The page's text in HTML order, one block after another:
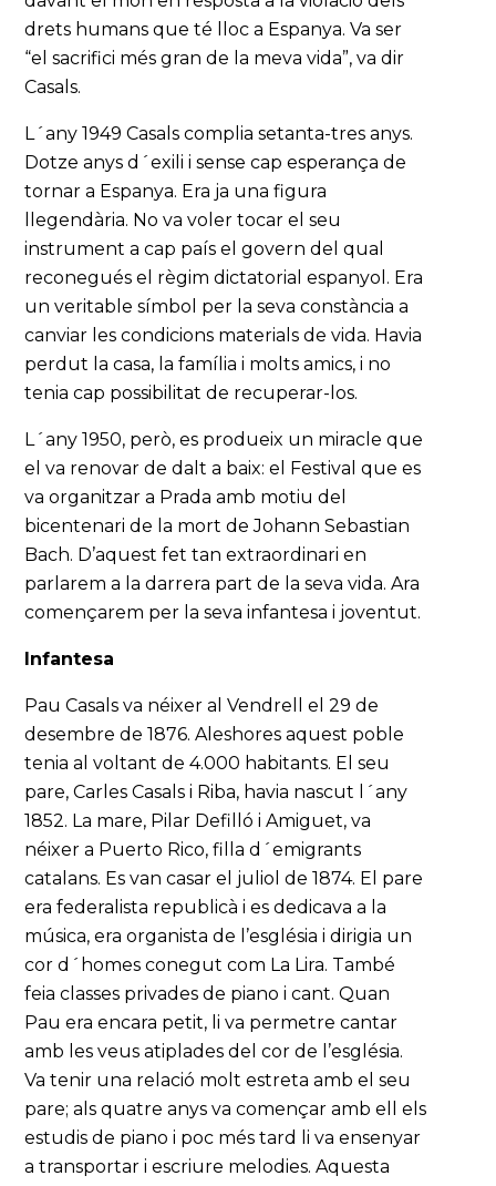
drets humans que té lloc a Espanya. Va ser
“el sacrifici més gran de la meva vida”, va dir
Casals.
L´any 1949 Casals complia setanta-tres anys.
Dotze anys d´exili i sense cap esperança de
tornar a Espanya. Era ja una figura
llegendària. No va voler tocar el seu
instrument a cap país el govern del qual
reconegués el règim dictatorial espanyol. Era
un veritable símbol per la seva constància a
canviar les condicions materials de vida. Havia
perdut la casa, la família i molts amics, i no
tenia cap possibilitat de recuperar-los.
L´any 1950, però, es produeix un miracle que
el va renovar de dalt a baix: el Festival que es
va organitzar a Prada amb motiu del
bicentenari de la mort de Johann Sebastian
Bach. D’aquest fet tan extraordinari en
parlarem a la darrera part de la seva vida. Ara
començarem per la seva infantesa i joventut.
Infantesa
Pau Casals va néixer al Vendrell el 29 de
desembre de 1876. Aleshores aquest poble
tenia al voltant de 4.000 habitants. El seu
pare, Carles Casals i Riba, havia nascut l´any
1852. La mare, Pilar Defilló i Amiguet, va
néixer a Puerto Rico, filla d´emigrants
catalans. Es van casar el juliol de 1874. El pare
era federalista republicà i es dedicava a la
música, era organista de l’església i dirigia un
cor d´homes conegut com La Lira. També
feia classes privades de piano i cant. Quan
Pau era encara petit, li va permetre cantar
amb les veus atiplades del cor de l’església.
Va tenir una relació molt estreta amb el seu
pare; als quatre anys va començar amb ell els
estudis de piano i poc més tard li va ensenyar
a transportar i escriure melodies. Aquesta